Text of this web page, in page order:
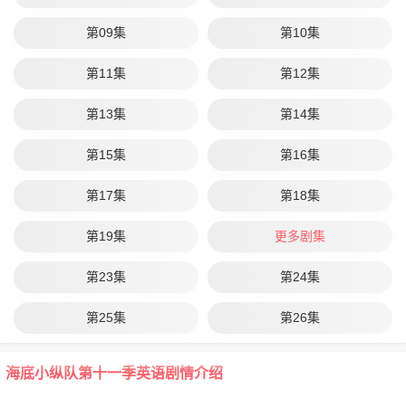
第09集 第10集
第11集 第12集
第13集 第14集
第15集 第16集
第17集 第18集
第19集 更多剧集
第23集 第24集
第25集 第26集
海底小纵队第十一季英语剧情介绍